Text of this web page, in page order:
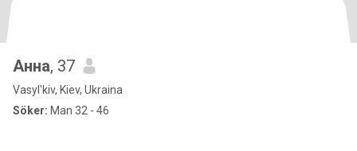
Анна, 37
Vasyl'kiv, Kiev, Ukraina
Söker: Man 32 - 46